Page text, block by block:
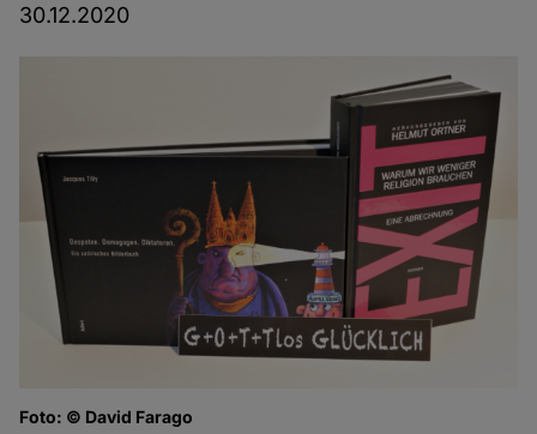
30.12.2020
Foto: © David Farago